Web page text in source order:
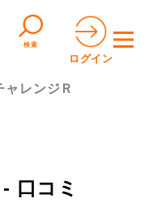
検索
ログイン
ャレンジＲ
口コミ